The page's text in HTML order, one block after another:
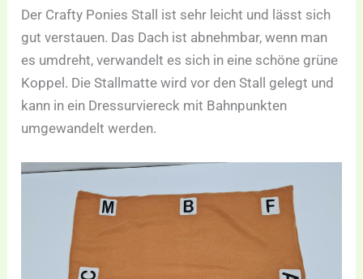
Der Crafty Ponies Stall ist sehr leicht und lässt sich
gut verstauen. Das Dach ist abnehmbar, wenn man
es umdreht, verwandelt es sich in eine schöne grüne
Koppel. Die Stallmatte wird vor den Stall gelegt und
kann in ein Dressurviereck mit Bahnpunkten
umgewandelt werden.